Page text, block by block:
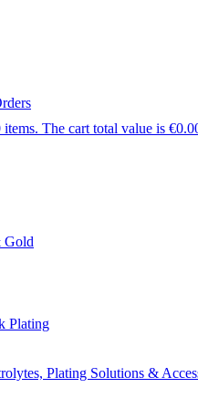
The cart total value is
Gold
Plating
Plating Solutions &